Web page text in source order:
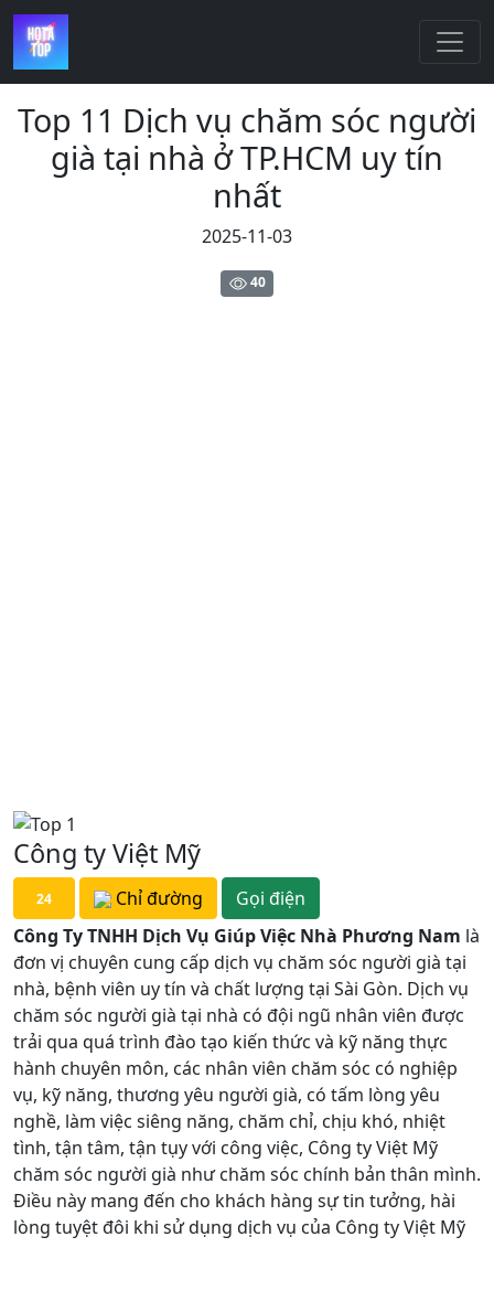
Top 11 Dịch vụ chăm sóc người
già tại nhà ở TP.HCM uy tín
nhất
2025-11-03
40
Công ty Việt Mỹ
24 Chỉ đường
Gọi điện
Công Ty TNHH Dịch Vụ Giúp Việc Nhà Phương Nam là
đơn vị chuyên cung cấp dịch vụ chăm sóc người già tại
nhà, bệnh viên uy tín và chất lượng tại Sài Gòn. Dịch vụ
chăm sóc người già tại nhà có đội ngũ nhân viên được
trải qua quá trình đào tạo kiến thức và kỹ năng thực
hành chuyên môn, các nhân viên chăm sóc có nghiệp
vụ, kỹ năng, thương yêu người già, có tấm lòng yêu
nghề, làm việc siêng năng, chăm chỉ, chịu khó, nhiệt
tình, tận tâm, tận tụy với công việc, Công ty Việt Mỹ
chăm sóc người già như chăm sóc chính bản thân mình.
Điều này mang đến cho khách hàng sự tin tưởng, hài
lòng tuyệt đôi khi sử dụng dịch vụ của Công ty Việt Mỹ